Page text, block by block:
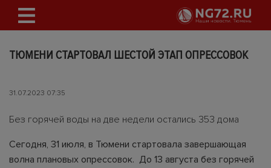
ТЮМЕНИ СТАРТОВАЛ ШЕСТОЙ ЭТАП ОПРЕССОВОК
31.07.2023 07:35
Без горячей воды на две недели остались 353 дома
Сегодня, 31 июля, в Тюмени стартовала завершающая
волна плановых опрессовок. До 13 августа без горячей